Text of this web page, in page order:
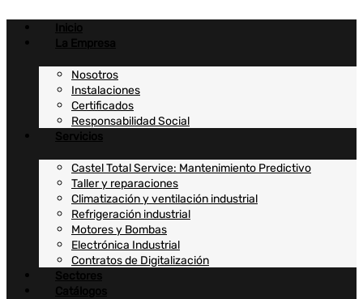
contenido
Inicio
La Empresa
Nosotros
Instalaciones
Certificados
Responsabilidad Social
Servicios
Castel Total Service: Mantenimiento Predictivo
Taller y reparaciones
Climatización y ventilación industrial
Refrigeración industrial
Motores y Bombas
Electrónica Industrial
Contratos de Digitalización
Sectores
Catálogos